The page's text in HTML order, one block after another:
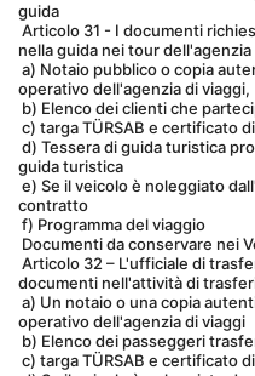
guida
nella guida nei tour
operativo dell'agenzia di viaggi,
b) Elenco dei clienti che
c) targa TÜRSAB e certificato
guida turistica
contratto
f) Programma del viaggio
Documenti da conservare nei
documenti nell'attività di
operativo dell'agenzia di viaggi
b) Elenco dei passeggeri
c) targa TÜRSAB e certificato